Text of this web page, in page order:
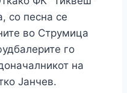
со песна се
во Струмица
го
на
Јанчев.